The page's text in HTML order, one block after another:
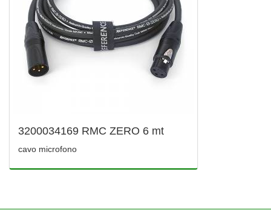
3200034169 RMC ZERO 6 mt
cavo microfono